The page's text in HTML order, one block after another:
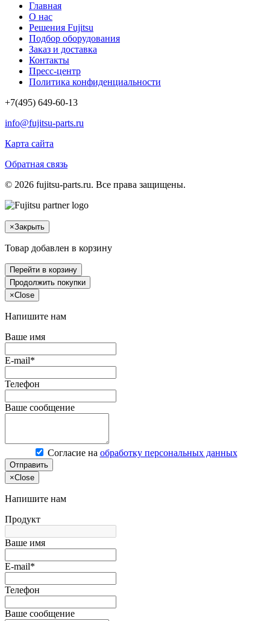
Главная
О нас
Решения Fujitsu
Подбор оборудования
Заказ и доставка
Контакты
Пресс-центр
Политика конфиденциальности
+7(495) 649-60-13
info@fujitsu-parts.ru
Карта сайта
Обратная связь
© 2026 fujitsu-parts.ru. Все права защищены.
×Закрыть
Товар добавлен в корзину
Перейти в корзину
Продолжить покупки
×Close
Напишите нам
Ваше имя
E-mail*
Телефон
Ваше сообщение
Согласие на обработку персональных данных
Отправить
×Close
Напишите нам
Продукт
Ваше имя
E-mail*
Телефон
Ваше сообщение